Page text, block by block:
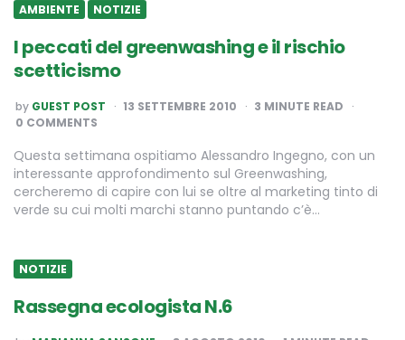
AMBIENTE NOTIZIE
I peccati del greenwashing e il rischio
scetticismo
POSTED
BY
by GUEST POST 13 SETTEMBRE 2010 3 MINUTE READ
0 COMMENTS
Questa settimana ospitiamo Alessandro Ingegno, con un
interessante approfondimento sul Greenwashing,
cercheremo di capire con lui se oltre al marketing tinto di
verde su cui molti marchi stanno puntando c’è…
NOTIZIE
Rassegna ecologista N.6